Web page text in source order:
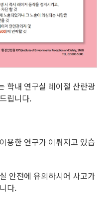
학내 연구실 레이절 산란광
립니다.
용한 연구가 이뤄지고 있습
안전에 유의하시어 사고가
다.